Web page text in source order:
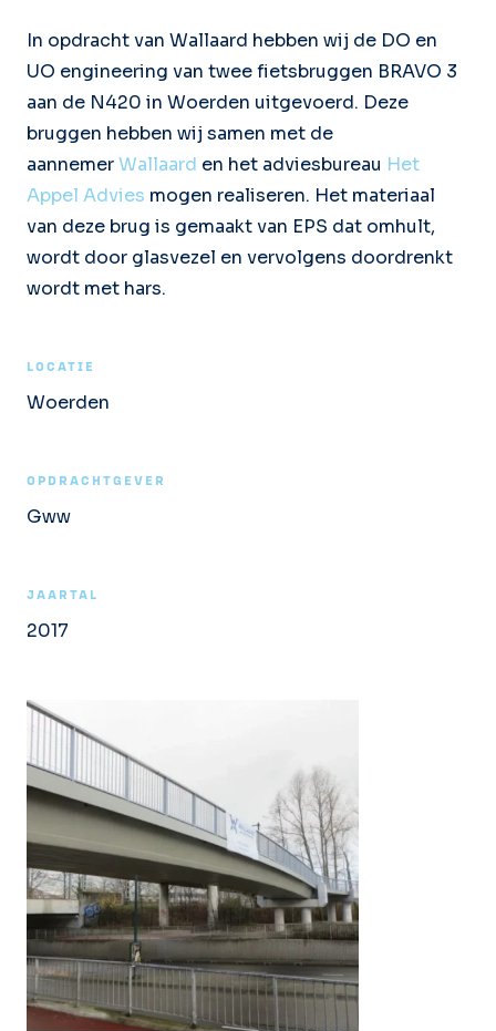
In opdracht van Wallaard hebben wij de DO en
UO engineering van twee fietsbruggen BRAVO 3
aan de N420 in Woerden uitgevoerd. Deze
bruggen hebben wij samen met de
aannemerWallaard en het adviesbureau Het
Appel Advies mogen realiseren. Het materiaal
van deze brug is gemaakt van EPS dat omhult,
wordt door glasvezel en vervolgens doordrenkt
wordt met hars.
LOCATIE
Woerden
OPDRACHTGEVER
Gww
JAARTAL
2017